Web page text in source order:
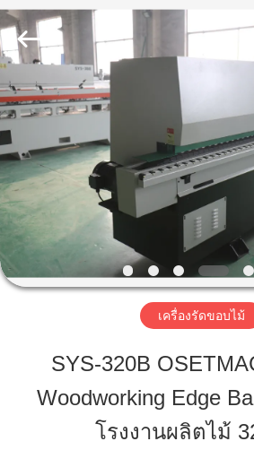
บ้าน
สินค้า
การ
แสดง
เกี่ยว
QINGDAO
OSET
INTERNATIONAL
TRADING
CO.,
LTD..
All
Rights
Reserved.
เครื่องรัดขอบไม้
SYS-320B
Woodworking Edge
โรงงานผลิตไม้